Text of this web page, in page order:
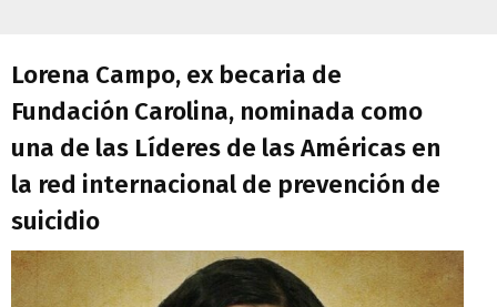
Lorena Campo, ex becaria de
Fundación Carolina, nominada como
una de las Líderes de las Américas en
la red internacional de prevención de
suicidio